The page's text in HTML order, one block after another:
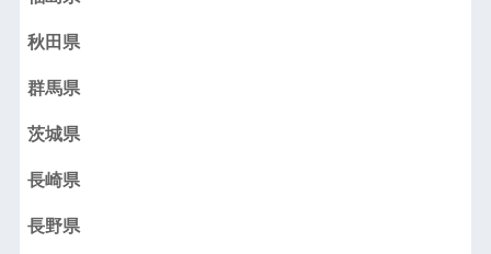
秋田県
群馬県
茨城県
長崎県
長野県